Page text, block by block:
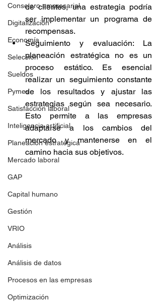
Consejero empresarial
Digitalización
Economía
Selección
Sueldos
Pymes
Satisfacción laboral
Inteligencia artificial
Planeación estratégica
Mercado laboral
GAP
Capital humano
Gestión
VRIO
Análisis
Análisis de datos
Procesos en las empresas
Optimización
de clientes, una estrategia podría
ser implementar un programa de
recompensas.
Seguimiento y evaluación: La
planeación estratégica no es un
proceso estático. Es esencial
realizar un seguimiento constante
de los resultados y ajustar las
estrategias según sea necesario.
Esto permite a las empresas
adaptarse a los cambios del
mercado y mantenerse en el
camino hacia sus objetivos.